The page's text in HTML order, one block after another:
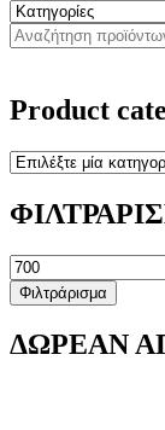
Product
Ελάχιστη
τιμή
Φιλτράρισμα
ΔΩΡΕΑΝ